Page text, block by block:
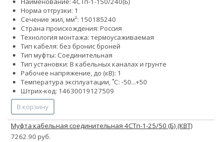
Норма отгрузки: 1
Сечение жил, мм²: 150185240
Страна происхождения: Россия
Технология монтажа: термоусаживаемая
Тип кабеля: без бронис броней
Тип муфты: Соединительная
Тип установки: В кабельных каналах и грунте
Рабочее напряжение, до (кВ): 1
Температура эксплуатации, ˚С: -50...+50
Штрих-код: 14630019127509
В корзину
Муфта кабельная соединительная 4СТп-1-25/50 (Б) (КВТ)
7262.90 руб.